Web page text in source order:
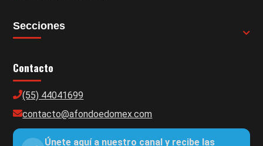
Secciones
Contacto
(55) 44041699
contacto@afondoedomex.com
Únete aquí a nuestro canal y recibe las